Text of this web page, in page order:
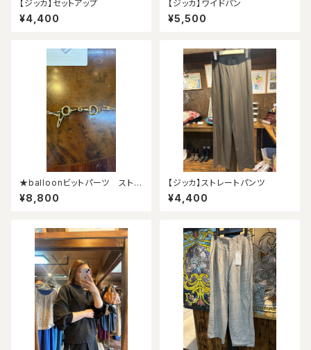
【ジッカ】セットアップ
¥4,400
【ジッカ】ワイドパン
¥5,500
★balloonビットパーツ ストー
ルクリップ (シルバー
¥8,800
【ジッカ】ストレートパンツ
¥4,400